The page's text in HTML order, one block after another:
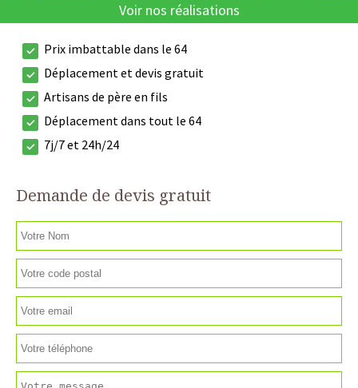
Voir nos réalisations
Prix imbattable dans le 64
Déplacement et devis gratuit
Artisans de père en fils
Déplacement dans tout le 64
7j/7 et 24h/24
Demande de devis gratuit